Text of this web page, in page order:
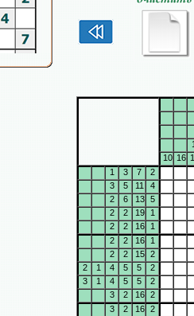
10 16
1
3 7
2
3
5 11
4
2
6 13 5
2
2 19
1
2
2 16
1
2
2 16
1
2
2 15 2
2
1 4 5 5
2
3
1 4 5 5
2
3
2 16 2
3
2 16 2